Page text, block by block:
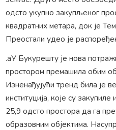
одсто укупно закупљеног
квадратних метара, док је
Преостали удео је
.аУ Букурешту је нова
простором премашила обим
Изненађујући тренд била је
институција, које су
25,9 одсто простора да га
образовним објектима.